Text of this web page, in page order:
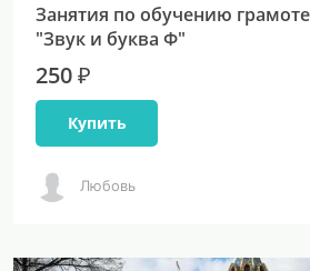
Занятия по обучению
"Звук и буква Ф"
250 ₽
Купить
Любовь